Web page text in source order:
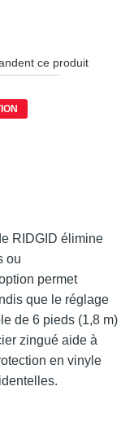
ce produit
RIDGID élimine
ou
permet
que le réglage
de 6 pieds (1,8 m)
zingué aide à
en vinyle